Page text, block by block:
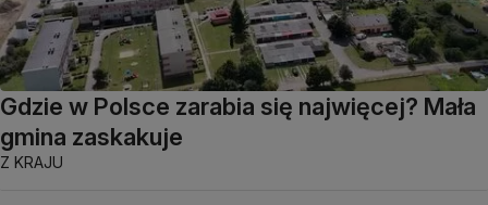
Gdzie w Polsce zarabia się najwięcej? Mała
gmina zaskakuje
Z KRAJU